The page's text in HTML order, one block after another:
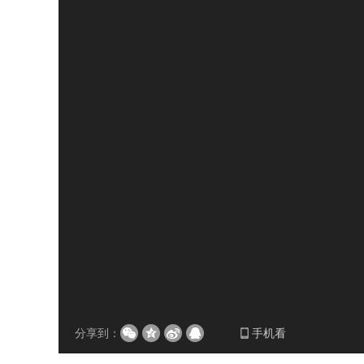
分享到： 手机看